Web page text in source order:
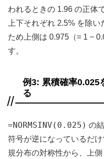
われるときの 1.96 の正体
上下それぞれ 2.5% を除
ため上側は 0.975（= 1 −
す。
例3: 累積確率0.025
る
=NORMSINV(0.025) の
符号が逆になっているだ
規分布の対称性から、上